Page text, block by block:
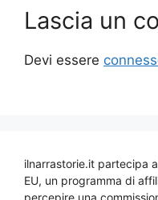
Lascia un
Devi essere
ilnarrastorie.it partecipa
EU, un programma di
percepire una